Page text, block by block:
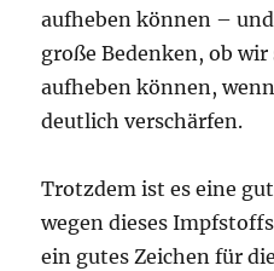
aufheben können –
große Bedenken, ob
aufheben können,
deutlich verschärfen.
Trotzdem ist es eine
wegen dieses
ein gutes Zeichen für